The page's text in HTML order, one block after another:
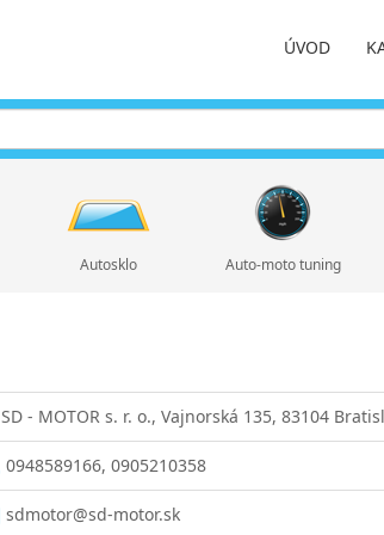
ÚVOD
Autosklo Auto-moto tuning
SD - MOTOR s. r. o., Vajnorská 135, 83104
0948589166, 0905210358
sdmotor@sd-motor.sk